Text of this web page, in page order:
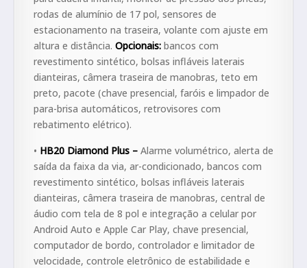
rodas de alumínio de 17 pol, sensores de
estacionamento na traseira, volante com ajuste em
altura e distância. Opcionais: bancos com
revestimento sintético, bolsas infláveis laterais
dianteiras, câmera traseira de manobras, teto em
preto, pacote (chave presencial, faróis e limpador de
para-brisa automáticos, retrovisores com
rebatimento elétrico).
• HB20 Diamond Plus – Alarme volumétrico, alerta de
saída da faixa da via, ar-condicionado, bancos com
revestimento sintético, bolsas infláveis laterais
dianteiras, câmera traseira de manobras, central de
áudio com tela de 8 pol e integração a celular por
Android Auto e Apple Car Play, chave presencial,
computador de bordo, controlador e limitador de
velocidade, controle eletrônico de estabilidade e